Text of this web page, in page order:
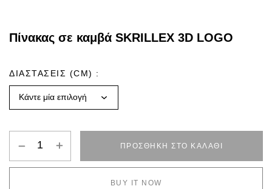
Πίνακας σε καμβά SKRILLEX 3D LOGO
ΔΙΑΣΤΑΣΕΙΣ (CM)
ΠΡΟΣΘΉΚΗ ΣΤΟ ΚΑΛΆΘΙ
BUY IT NOW